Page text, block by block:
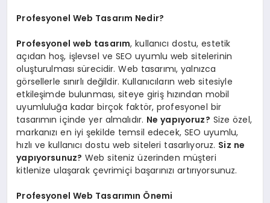
Profesyonel Web Tasarım Nedir?
Profesyonel web tasarım, kullanıcı dostu, estetik
açıdan hoş, işlevsel ve SEO uyumlu web sitelerinin
oluşturulması sürecidir. Web tasarımı, yalnızca
görsellerle sınırlı değildir. Kullanıcıların web sitesiyle
etkileşimde bulunması, siteye giriş hızından mobil
uyumluluğa kadar birçok faktör, profesyonel bir
tasarımın içinde yer almalıdır. Ne yapıyoruz? Size özel,
markanızı en iyi şekilde temsil edecek, SEO uyumlu,
hızlı ve kullanıcı dostu web siteleri tasarlıyoruz. Siz ne
yapıyorsunuz? Web siteniz üzerinden müşteri
kitlenize ulaşarak çevrimiçi başarınızı artırıyorsunuz.
Profesyonel Web Tasarımın Önemi